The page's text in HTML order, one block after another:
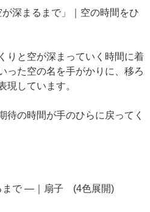
深まるまで」｜空の時間をひ
りと空が深まっていく時間に着
った空の名を手がかりに、移ろ
現しています。
待の時間が手のひらに戻ってく
まで ―｜扇子 (4色展開)